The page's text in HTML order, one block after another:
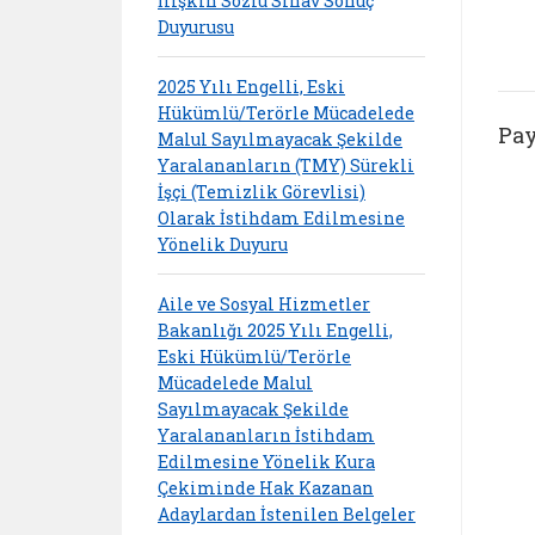
Duyurusu
2025 Yılı Engelli, Eski
Hükümlü/Terörle Mücadelede
Malul Sayılmayacak Şekilde
Yaralananların (TMY) Sürekli
İşçi (Temizlik Görevlisi)
Olarak İstihdam Edilmesine
Yönelik Duyuru
Aile ve Sosyal Hizmetler
Bakanlığı 2025 Yılı Engelli,
Eski Hükümlü/Terörle
Mücadelede Malul
Sayılmayacak Şekilde
Yaralananların İstihdam
Edilmesine Yönelik Kura
Çekiminde Hak Kazanan
Adaylardan İstenilen Belgeler